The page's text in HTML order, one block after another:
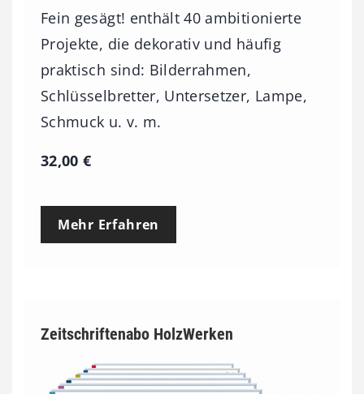
Fein gesägt! enthält 40 ambitionierte
Projekte, die dekorativ und häufig
praktisch sind: Bilderrahmen,
Schlüsselbretter, Untersetzer, Lampe,
Schmuck u. v. m.
32,00€
Mehr Erfahren
Zeitschriftenabo HolzWerken